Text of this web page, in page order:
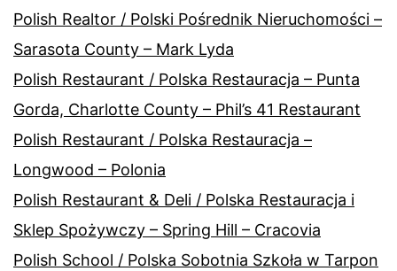
Polish Realtor / Polski Pośrednik Nieruchomości –
Sarasota County – Mark Lyda
Polish Restaurant / Polska Restauracja – Punta
Gorda, Charlotte County – Phil’s 41 Restaurant
Polish Restaurant / Polska Restauracja –
Longwood – Polonia
Polish Restaurant & Deli / Polska Restauracja i
Sklep Spożywczy – Spring Hill – Cracovia
Polish School / Polska Sobotnia Szkoła w Tarpon